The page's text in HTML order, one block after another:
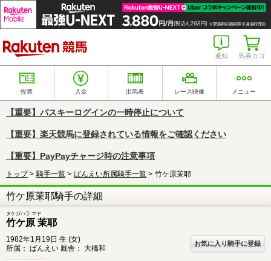
馬券カゴ
通知
投票 入金 出馬表 レース映像 メニュー
【重要】パスキーログインの一時停止について
【重要】楽天競馬に登録されている情報をご確認ください
【重要】PayPayチャージ時の注意事項
トップ 騎手一覧 ばんえい所属騎手一覧 竹ケ原茉耶
竹ケ原茉耶騎手の詳細
タケガハラ マヤ
竹ケ原 茉耶
お気に入り騎手に登録
1982年1月19日 生 (女)
所属： ばんえい 厩舎： 大橋和